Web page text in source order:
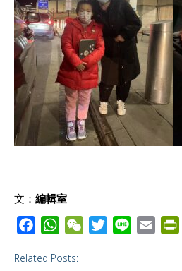
文： 編輯室
c
W
a
W
Related Posts: